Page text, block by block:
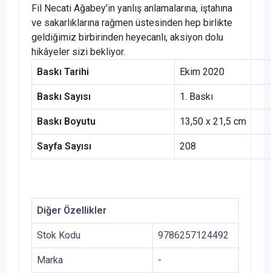
Fil Necati Ağabey’in yanlış anlamalarına, iştahına
ve sakarlıklarına rağmen üstesinden hep birlikte
geldiğimiz birbirinden heyecanlı, aksiyon dolu
hikâyeler sizi bekliyor.
Baskı Tarihi
Ekim 2020
Baskı Sayısı 1. Baskı
Baskı Boyutu 13,50 x 21,5 cm
Sayfa Sayısı 208
Diğer Özellikler
Stok Kodu 9786257124492
Marka -